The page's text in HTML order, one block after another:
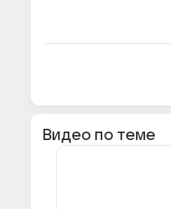
Видео по теме